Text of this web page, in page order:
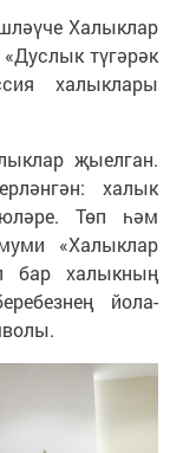
Халыклар
түгәрәк
халыклары
җыелган.
халык
Төп һәм
«Халыклар
бар халыкның
йола-